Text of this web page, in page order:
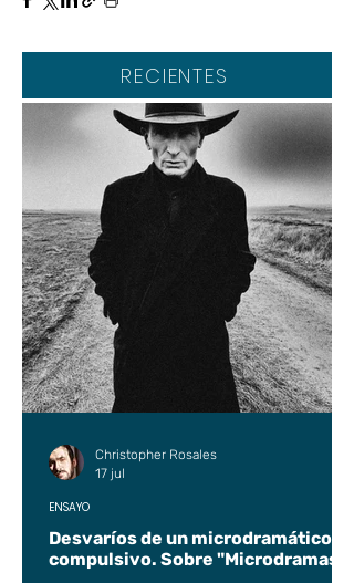
RECIENTES
Desvaríos de un microdramático
compulsivo. Sobre "Microdramas".
ENSAYO
Christopher Rosales
17 jul